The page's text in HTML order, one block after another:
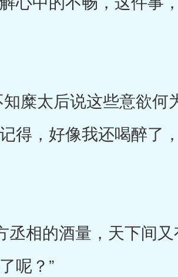
太后说这些意欲何
得，好像我还喝醉了
相的酒量，天下间又
呢？”